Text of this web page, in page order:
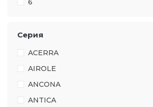
6
Серия
ACERRA
AIROLE
ANCONA
ANTICA